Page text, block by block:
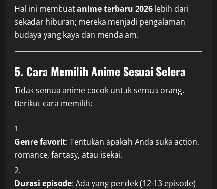
Hal ini membuatanime terbaru 2026 lebih dari
sekadar hiburan; mereka menjadi pengalaman
budaya yang kaya dan mendalam.
5. Cara Memilih Anime Sesuai Selera
Tidak semua anime cocok untuk semua orang.
Berikut cara memilih:
Genre favorit: Tentukan apakah Anda suka action,
romance, fantasy, atau isekai.
Durasi episode: Ada yang pendek (12-13 episode)